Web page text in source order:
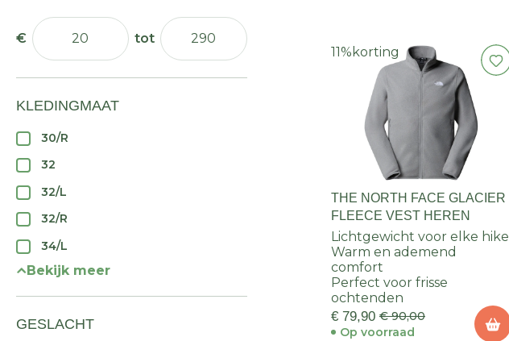
KLEDINGMAAT
30/R
32
32/L
32/R
34/L
Bekijk meer
GESLACHT
11% korting
THE NORTH FACE GLACIER
FLEECE VEST HEREN
Lichtgewicht voor elke hike
Warm en ademend
comfort
Perfect voor frisse
ochtenden
€ 79,90 € 90,00
Op voorraad